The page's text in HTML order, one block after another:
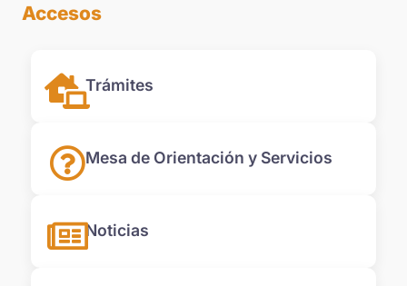
Accesos
Trámites
Mesa de Orientación y Servicios
Noticias